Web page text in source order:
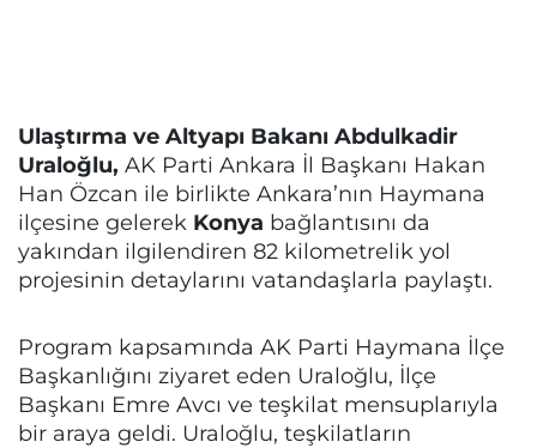
Ulaştırma ve Altyapı Bakanı Abdulkadir
Uraloğlu, AK Parti Ankara İl Başkanı Hakan
Han Özcan ile birlikte Ankara’nın Haymana
ilçesine gelerek Konya bağlantısını da
yakından ilgilendiren 82 kilometrelik yol
projesinin detaylarını vatandaşlarla paylaştı.
Program kapsamında AK Parti Haymana İlçe
Başkanlığını ziyaret eden Uraloğlu, İlçe
Başkanı Emre Avcı ve teşkilat mensuplarıyla
bir araya geldi. Uraloğlu, teşkilatların